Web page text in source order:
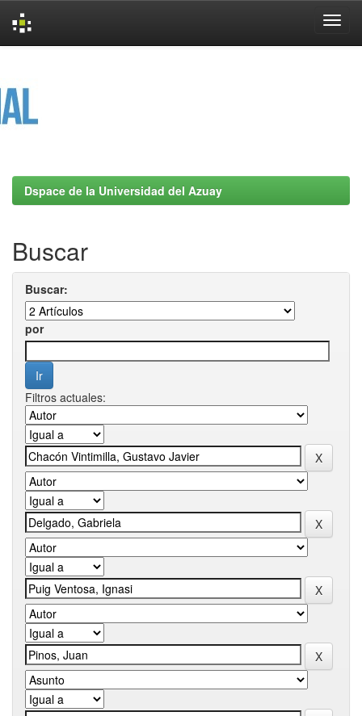
Dspace de la Universidad del Azuay
Buscar
Buscar:
por
Filtros actuales: